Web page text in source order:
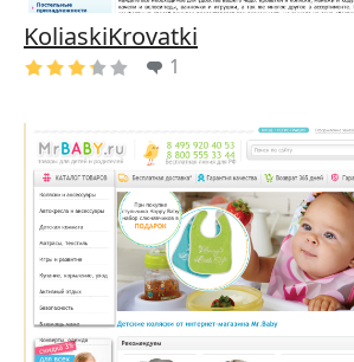
KoliaskiKrovatki
1